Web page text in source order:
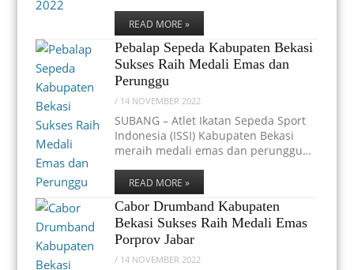
READ MORE »
Pebalap Sepeda Kabupaten Bekasi
Sukses Raih Medali Emas dan
Perunggu
/ 14 NOVEMBER 2022
SUBANG – Atlet Ikatan Sepeda Sport
Indonesia (ISSI) Kabupaten Bekasi
meraih medali emas dan perunggu…
READ MORE »
Cabor Drumband Kabupaten
Bekasi Sukses Raih Medali Emas
Porprov Jabar
/ 14 NOVEMBER 2022